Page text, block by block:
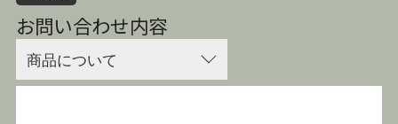
お問い合わせ内容